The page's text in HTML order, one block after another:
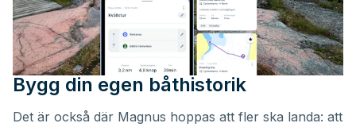
Bygg din egen båthistorik
Det är också där Magnus hoppas att fler ska landa: att